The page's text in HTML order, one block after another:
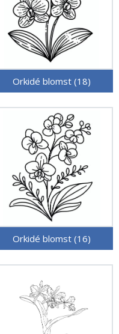
Orkidé blomst (18)
Orkidé blomst (16)